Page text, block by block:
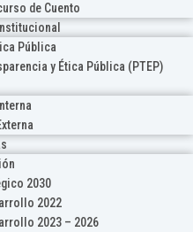
de Cuento
Pública
y Ética Pública (PTEP)
2030
2022
2023 – 2026